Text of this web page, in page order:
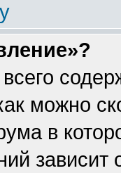
можно
в
зависит